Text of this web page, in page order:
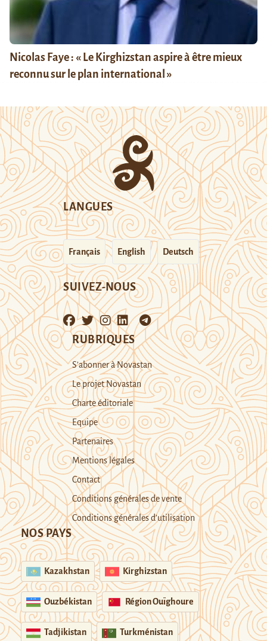
Nicolas Faye : « Le Kirghizstan aspire à être mieux
reconnu sur le plan international »
LANGUES
Français English Deutsch
SUIVEZ-NOUS
RUBRIQUES
S’abonner à Novastan
Le projet Novastan
Charte éditoriale
Equipe
Partenaires
Mentions légales
Contact
Conditions générales de vente
Conditions générales d’utilisation
NOS PAYS
Kazakhstan Kirghizstan
Ouzbékistan Région Ouïghoure
Tadjikistan Turkménistan